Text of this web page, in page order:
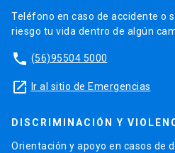
Teléfono en caso de accidente o
riesgo tu vida dentro de algún
phone (56)95504 5000
launch Ir al sitio de Emergencias
DISCRIMINACIÓN Y
Orientación y apoyo en casos de